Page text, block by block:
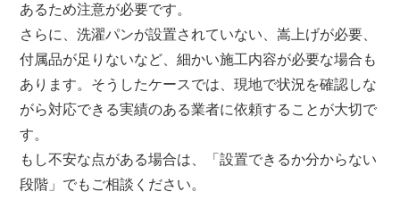
あるため注意が必要です。
さらに、洗濯パンが設置されていない、嵩上げが必要、
付属品が足りないなど、細かい施工内容が必要な場合も
あります。そうしたケースでは、現地で状況を確認しな
がら対応できる実績のある業者に依頼することが大切で
す。
もし不安な点がある場合は、「設置できるか分からない
段階」でもご相談ください。